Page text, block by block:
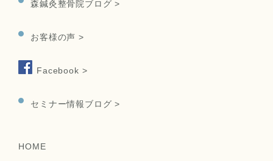
森鍼灸整骨院ブログ >
お客様の声 >
Facebook >
セミナー情報ブログ >
HOME